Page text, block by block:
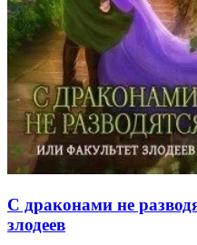
С драконами не
злодеев